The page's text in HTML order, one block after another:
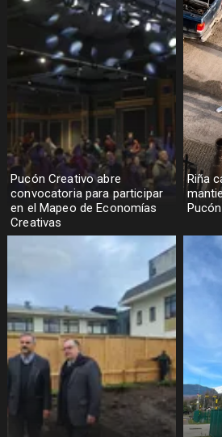
Pucón Creativo abre
convocatoria para participar
en el Mapeo de Economías
Creativas
Riña
Pucón